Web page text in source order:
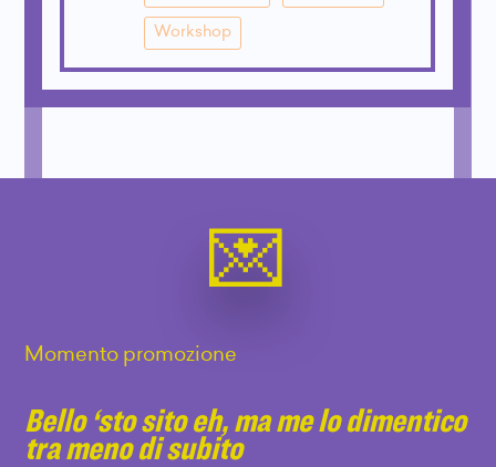
Workshop
Momento promozione
Bello ‘sto sito eh, ma me lo dimentico
tra meno di subito